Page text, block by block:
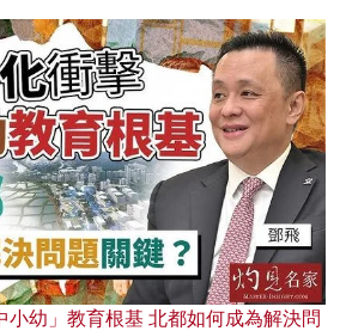
小幼」教育根基 北都如何成為解決問